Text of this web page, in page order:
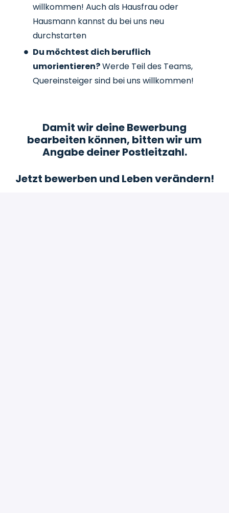
willkommen! Auch als Hausfrau oder
Hausmann kannst du bei uns neu
durchstarten
Du möchtest dich beruflich
umorientieren?Werde Teil des Teams,
Quereinsteiger sind bei uns willkommen!
Damit wir deine Bewerbung
bearbeiten können, bitten wir um
Angabe deiner Postleitzahl.
Jetzt bewerben und Leben verändern!